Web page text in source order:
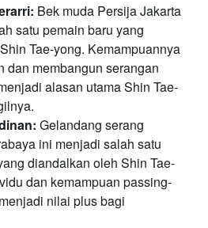
Bek muda Persija Jakarta
satu pemain baru yang
Tae-yong. Kemampuannya
dan membangun serangan
alasan utama Shin Tae-
Gelandang serang
ini menjadi salah satu
diandalkan oleh Shin Tae-
dan kemampuan passing-
nilai plus bagi